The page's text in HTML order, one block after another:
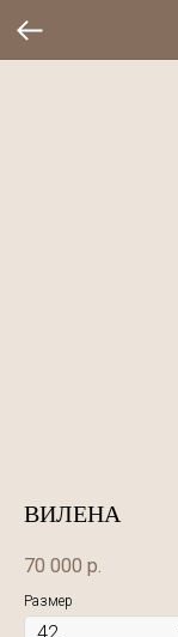
ВИЛЕНА
70 000 р.
Размер